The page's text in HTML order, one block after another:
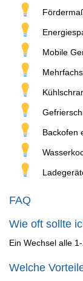
Mobile
Backofen
FAQ
Wie oft sollte
Ein Wechsel alle
Welche